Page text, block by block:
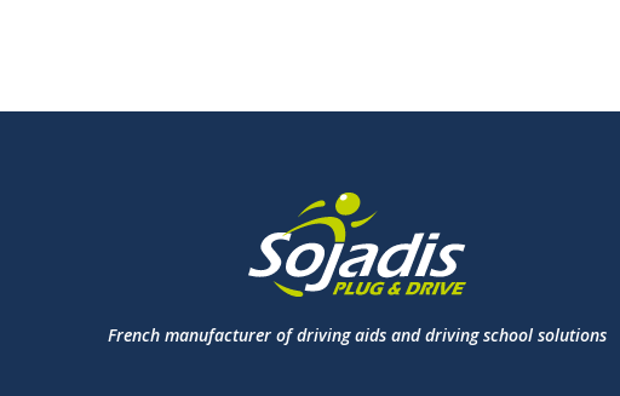
French manufacturer of driving aids and driving school solutions